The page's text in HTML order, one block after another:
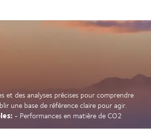
et des analyses précises pour comprendre
une base de référence claire pour agir.
- Performances en matière de CO2